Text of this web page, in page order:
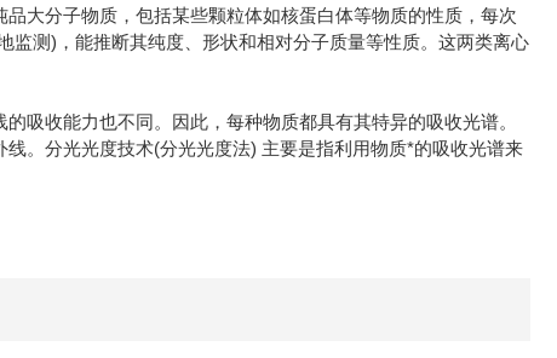
大分子物质，包括某些颗粒体如核蛋白体等物质的性质，每次
测)，能推断其纯度、形状和相对分子质量等性质。这两类离心
吸收能力也不同。因此，每种物质都具有其特异的吸收光谱。
。分光光度技术(分光光度法) 主要是指利用物质*的吸收光谱来